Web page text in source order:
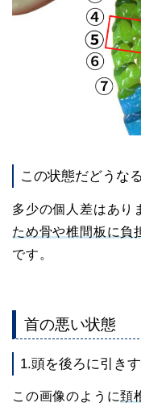
この状態だどうな
多少の個人差はあり
ため骨や椎間板に負
です。
首の悪い状態
1.頭を後ろに引き
この画像のように頚